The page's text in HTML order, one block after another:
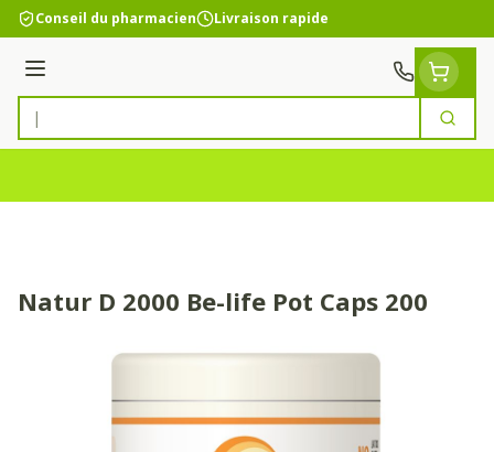
Aller au contenu
Conseil du pharmacien Livraison rapide
Menu
Rechercher
Natur D 2000 Be-life Pot Caps 200